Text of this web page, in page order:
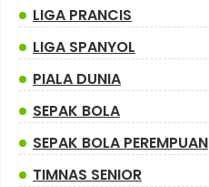
LIGA PRANCIS
LIGA SPANYOL
PIALA DUNIA
SEPAK BOLA
SEPAK BOLA PEREMPUAN
TIMNAS SENIOR